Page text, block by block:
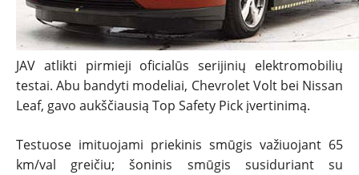
NAUJI
NAUDOTI
REPORTAŽAI
SPORTAS
JAV atlikti pirmieji oficialūs serijinių elektromobilių
testai. Abu bandyti modeliai, Chevrolet Volt bei Nissan
Leaf, gavo aukščiausią Top Safety Pick įvertinimą.
Testuose imituojami priekinis smūgis važiuojant 65
km/val greičiu; šoninis smūgis susiduriant su